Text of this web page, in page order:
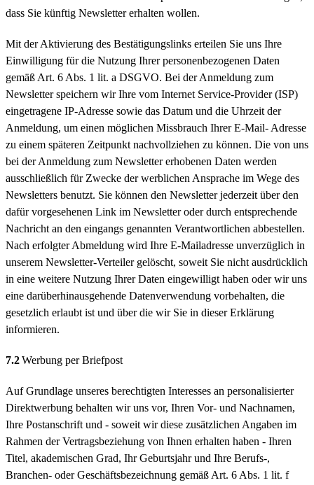
dass Sie künftig Newsletter erhalten wollen.
Mit der Aktivierung des Bestätigungslinks erteilen Sie uns Ihre
Einwilligung für die Nutzung Ihrer personenbezogenen Daten
gemäß Art. 6 Abs. 1 lit. a DSGVO. Bei der Anmeldung zum
Newsletter speichern wir Ihre vom Internet Service-Provider (ISP)
eingetragene IP-Adresse sowie das Datum und die Uhrzeit der
Anmeldung, um einen möglichen Missbrauch Ihrer E-Mail- Adresse
zu einem späteren Zeitpunkt nachvollziehen zu können. Die von uns
bei der Anmeldung zum Newsletter erhobenen Daten werden
ausschließlich für Zwecke der werblichen Ansprache im Wege des
Newsletters benutzt. Sie können den Newsletter jederzeit über den
dafür vorgesehenen Link im Newsletter oder durch entsprechende
Nachricht an den eingangs genannten Verantwortlichen abbestellen.
Nach erfolgter Abmeldung wird Ihre E-Mailadresse unverzüglich in
unserem Newsletter-Verteiler gelöscht, soweit Sie nicht ausdrücklich
in eine weitere Nutzung Ihrer Daten eingewilligt haben oder wir uns
eine darüberhinausgehende Datenverwendung vorbehalten, die
gesetzlich erlaubt ist und über die wir Sie in dieser Erklärung
informieren.
7.2Werbung per Briefpost
Auf Grundlage unseres berechtigten Interesses an personalisierter
Direktwerbung behalten wir uns vor, Ihren Vor- und Nachnamen,
Ihre Postanschrift und - soweit wir diese zusätzlichen Angaben im
Rahmen der Vertragsbeziehung von Ihnen erhalten haben - Ihren
Titel, akademischen Grad, Ihr Geburtsjahr und Ihre Berufs-,
Branchen- oder Geschäftsbezeichnung gemäß Art. 6 Abs. 1 lit. f